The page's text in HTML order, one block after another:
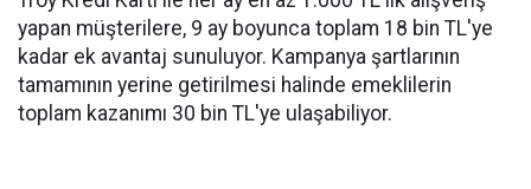
yapan müşterilere, 9 ay boyunca toplam 18 bin TL'ye
kadar ek avantaj sunuluyor. Kampanya şartlarının
tamamının yerine getirilmesi halinde emeklilerin
toplam kazanımı 30 bin TL'ye ulaşabiliyor.